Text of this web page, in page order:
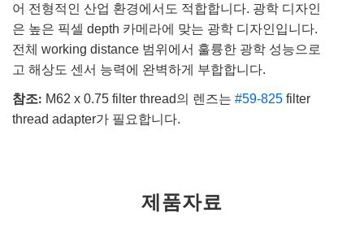
어 전형적인 산업 환경에서도 적합합니다. 광학 디자인
은 높은 픽셀 depth 카메라에 맞는 광학 디자인입니다.
전체 working distance 범위에서 훌륭한 광학 성능으로
고 해상도 센서 능력에 완벽하게 부합합니다.
참조: M62 x 0.75 filter thread의 렌즈는 #59-825 filter
thread adapter가 필요합니다.
제품자료